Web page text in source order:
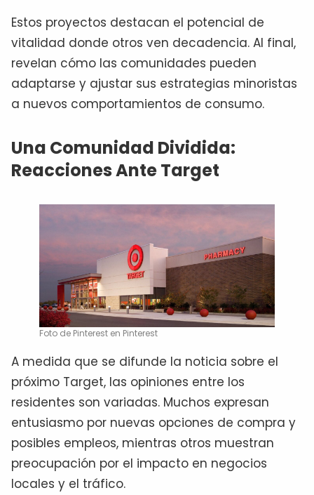
Estos proyectos destacan el potencial de
vitalidad donde otros ven decadencia. Al final,
revelan cómo las comunidades pueden
adaptarse y ajustar sus estrategias minoristas
a nuevos comportamientos de consumo.
Una Comunidad Dividida:
Reacciones Ante Target
Foto de Pinterest en Pinterest
A medida que se difunde la noticia sobre el
próximo Target, las opiniones entre los
residentes son variadas. Muchos expresan
entusiasmo por nuevas opciones de compra y
posibles empleos, mientras otros muestran
preocupación por el impacto en negocios
locales y el tráfico.